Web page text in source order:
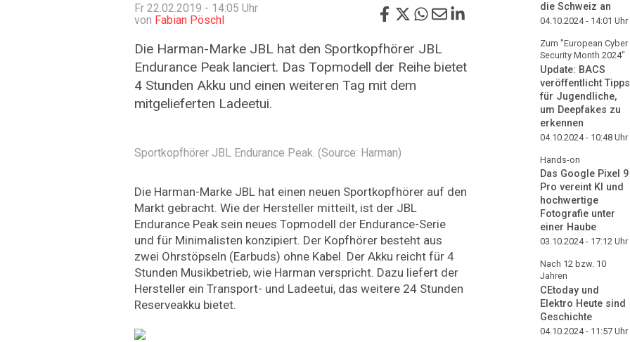
Fr 22.02.2019 - 14:05 Uhr
von Fabian Pöschl
Die Harman-Marke JBL hat den Sportkopfhörer JBL
Endurance Peak lanciert. Das Topmodell der Reihe bietet
4 Stunden Akku und einen weiteren Tag mit dem
mitgelieferten Ladeetui.
Sportkopfhörer JBL Endurance Peak. (Source: Harman)
Die Harman-Marke JBL hat einen neuen Sportkopfhörer auf den
Markt gebracht. Wie der Hersteller mitteilt, ist der JBL
Endurance Peak sein neues Topmodell der Endurance-Serie
und für Minimalisten konzipiert. Der Kopfhörer besteht aus
zwei Ohrstöpseln (Earbuds) ohne Kabel. Der Akku reicht für 4
Stunden Musikbetrieb, wie Harman verspricht. Dazu liefert der
Hersteller ein Transport- und Ladeetui, das weitere 24 Stunden
Reserveakku bietet.
die Schweiz an
04.10.2024 - 14:01 Uhr
Zum "European Cyber
Security Month 2024"
Update: BACS
veröffentlicht Tipps
für Jugendliche,
um Deepfakes zu
erkennen
04.10.2024 - 10:48 Uhr
Hands-on
Das Google Pixel 9
Pro vereint KI und
hochwertige
Fotografie unter
einer Haube
03.10.2024 - 17:12 Uhr
Nach 12 bzw. 10
Jahren
CEtoday und
Elektro Heute sind
Geschichte
04.10.2024 - 11:57 Uhr